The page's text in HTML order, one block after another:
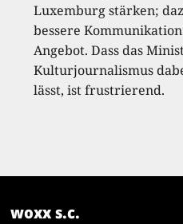
Luxemburg stärken;
bessere
Angebot. Dass das
Kulturjournalismus
lässt, ist frustrierend.
woxx s.c.